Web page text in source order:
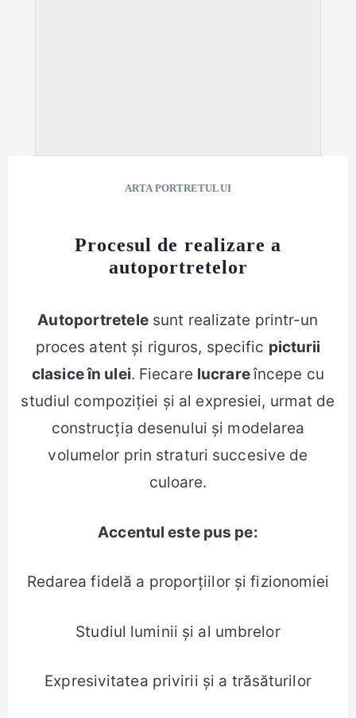
ARTA PORTRETULUI
Procesul de realizare a
autoportretelor
Autoportretelesunt realizate printr-un
proces atent și riguros, specific picturii
clasice în ulei. Fiecare lucrareîncepe cu
studiul compoziției și al expresiei, urmat de
construcția desenului și modelarea
volumelor prin straturi succesive de
culoare.
Accentul este pus pe:
Redarea fidelă a proporțiilor și fizionomiei
Studiul luminii și al umbrelor
Expresivitatea privirii și a trăsăturilor